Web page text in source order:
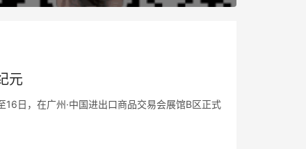
元
日，在广州·中国进出口商品交易会展馆B区正式